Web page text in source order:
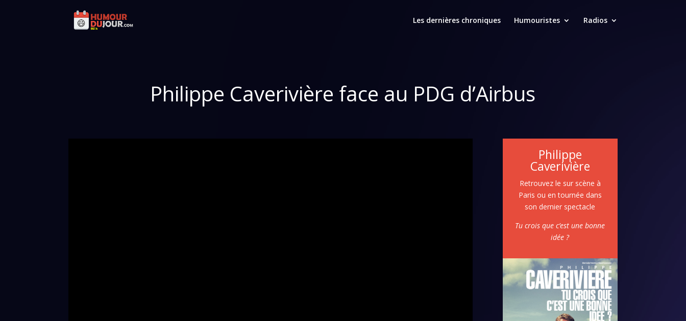
Les dernières chroniques Humouristes Radios
Philippe Caverivière face au PDG d’Airbus
Philippe
Caverivière
Retrouvez le sur scène à
Paris ou en tournée dans
son dernier spectacle
Tu crois que c’est une bonne
idée ?